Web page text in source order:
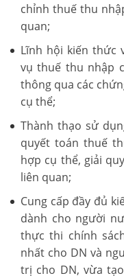
chỉnh thuế thu
quan;
Lĩnh hội kiến thức
vụ thuế thu nhập
thông qua các
cụ thể;
Thành thạo sử
quyết toán thuế
hợp cụ thể, giải
liên quan;
Cung cấp đầy đủ
dành cho người
thực thi chính
nhất cho DN và
trị cho DN, vừa